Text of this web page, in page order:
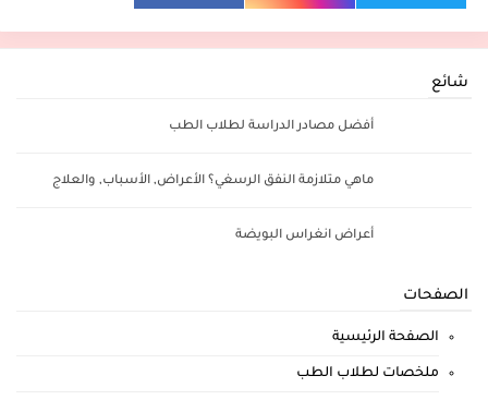
شائع
أفضل مصادر الدراسة لطلاب الطب
ماهي متلازمة النفق الرسغي؟ الأعراض, الأسباب, والعلاج
أعراض انغراس البويضة
الصفحات
الصفحة الرئيسية
ملخصات لطلاب الطب